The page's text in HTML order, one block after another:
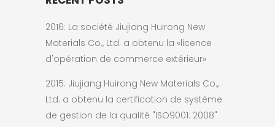
2016: La société Jiujiang Huirong New
Materials Co., Ltd. a obtenu la «licence
d'opération de commerce extérieur»
2015: Jiujiang Huirong New Materials Co.,
Ltd. a obtenu la certification de système
de gestion de la qualité "ISO9001: 2008"